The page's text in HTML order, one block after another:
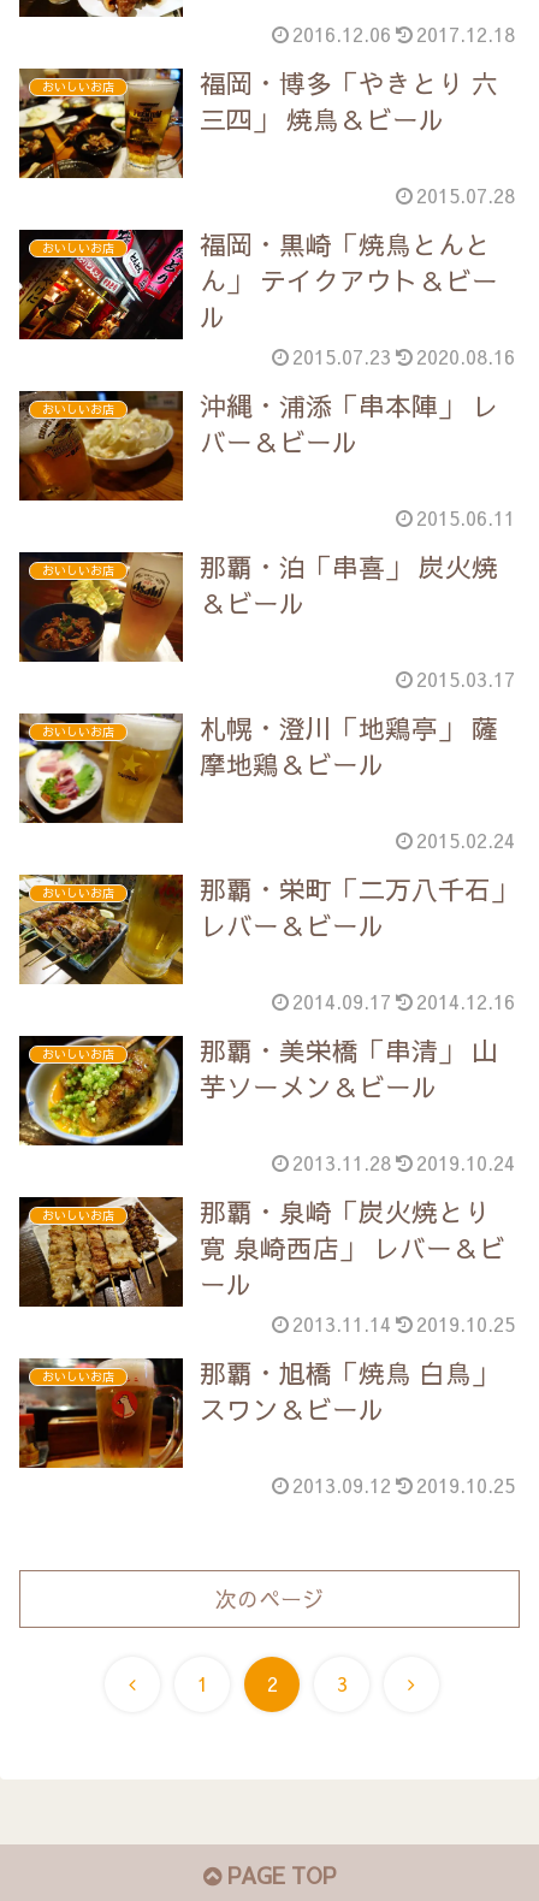
2016.12.06 2017.12.18
おいしいお店
福岡・博多「やきとり 六
三四」 焼鳥＆ビール
2015.07.28
おいしいお店
福岡・黒崎「焼鳥とんと
ん」 テイクアウト＆ビー
ル
2015.07.23 2020.08.16
おいしいお店
沖縄・浦添「串本陣」 レ
バー＆ビール
2015.06.11
おいしいお店
那覇・泊「串喜」 炭火焼
＆ビール
2015.03.17
おいしいお店
札幌・澄川「地鶏亭」 薩
摩地鶏＆ビール
2015.02.24
おいしいお店
那覇・栄町「二万八千石」
レバー＆ビール
2014.09.17 2014.12.16
おいしいお店
那覇・美栄橋「串清」 山
芋ソーメン＆ビール
2013.11.28 2019.10.24
おいしいお店
那覇・泉崎「炭火焼とり
寛 泉崎西店」 レバー＆ビ
ール
2013.11.14 2019.10.25
おいしいお店
那覇・旭橋「焼鳥 白鳥」
スワン＆ビール
2013.09.12 2019.10.25
次のページ
前
1 2 3
次
PAGE TOP